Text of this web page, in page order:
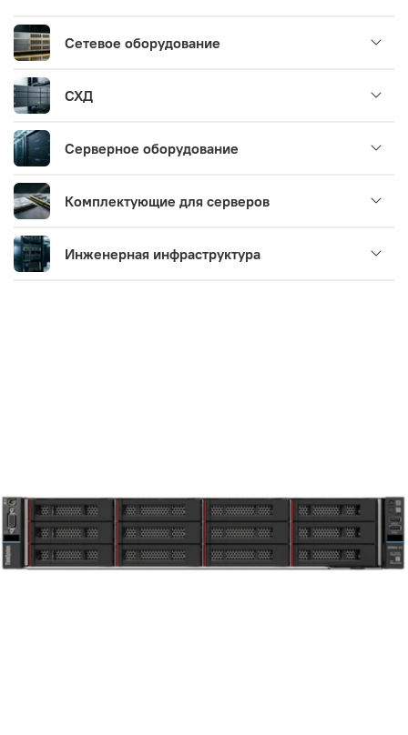
Сетевое оборудование
СХД
Серверное оборудование
Комплектующие для серверов
Инженерная инфраструктура